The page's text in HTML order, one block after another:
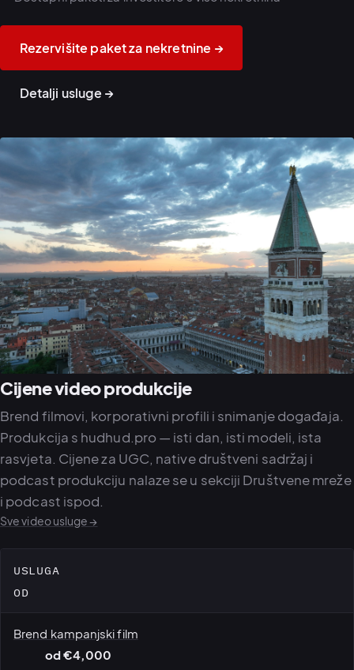
Rezervišite paket za nekretnine →
Detalji usluge →
Cijene video produkcije
Brend filmovi, korporativni profili i snimanje događaja.
Produkcija s hudhud.pro — isti dan, isti modeli, ista
rasvjeta. Cijene za UGC, native društveni sadržaj i
podcast produkciju nalaze se u sekciji Društvene mreže
i podcast ispod.
Sve video usluge →
USLUGA
OD
Brend kampanjski film
od €4,000